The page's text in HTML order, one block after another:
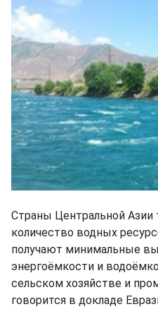
Страны Центральной Азии
количество водных
получают минимальные
энергоёмкости и
сельском хозяйстве и
говорится в докладе